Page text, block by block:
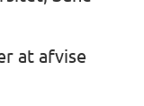
at afvise